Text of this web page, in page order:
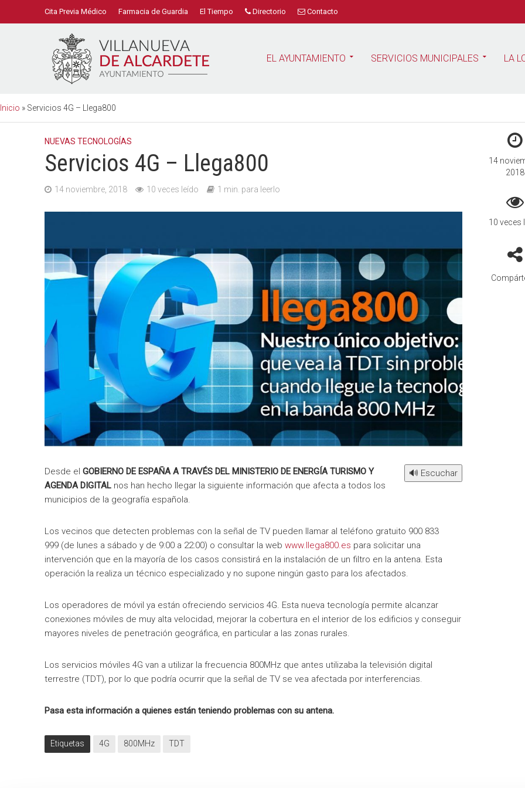
Cita Previa Médico Farmacia de Guardia El Tiempo Directorio Contacto
EL AYUNTAMIENTO SERVICIOS MUNICIPALES LA
Inicio » Servicios 4G – Llega800
14
2018
10 veces
NUEVAS TECNOLOGÍAS
Servicios 4G – Llega800
14 noviembre, 2018 10 veces leído 1 min. para leerlo
🔊 Escuchar
Desde el GOBIERNO DEESPAÑA A TRAVÉS DEL MINISTERIO DE ENERGÍA TURISMO Y
AGENDA DIGITALnos han hecho llegar la siguiente información que afecta a todos los
municipios de la geografía española.
Los vecinos que detecten problemas con la señal de TV pueden llamar al teléfono gratuito 900 833
999 (de lunes a sábado y de 9:00 a 22:00) o consultar la web www.llega800.es para solicitar una
intervención que en la mayoría de los casos consistirá en la instalación de un filtro en la antena. Esta
operación la realiza un técnico especializado y no supone ningún gasto para los afectados.
Los operadores de móvil ya están ofreciendo servicios 4G. Esta nueva tecnología permite alcanzar
conexiones móviles de muy alta velocidad, mejorar la cobertura en el interior de los edificios y conseguir
mayores niveles de penetración geográfica, en particular a las zonas rurales.
Los servicios móviles 4G van a utilizar la frecuencia 800MHz que antes utilizaba la televisión digital
terrestre (TDT), por lo que podría ocurrir que la señal de TV se vea afectada por interferencias.
Pasa esta información a quienes están teniendo problemas con su antena.
Etiquetas 4G 800MHz TDT